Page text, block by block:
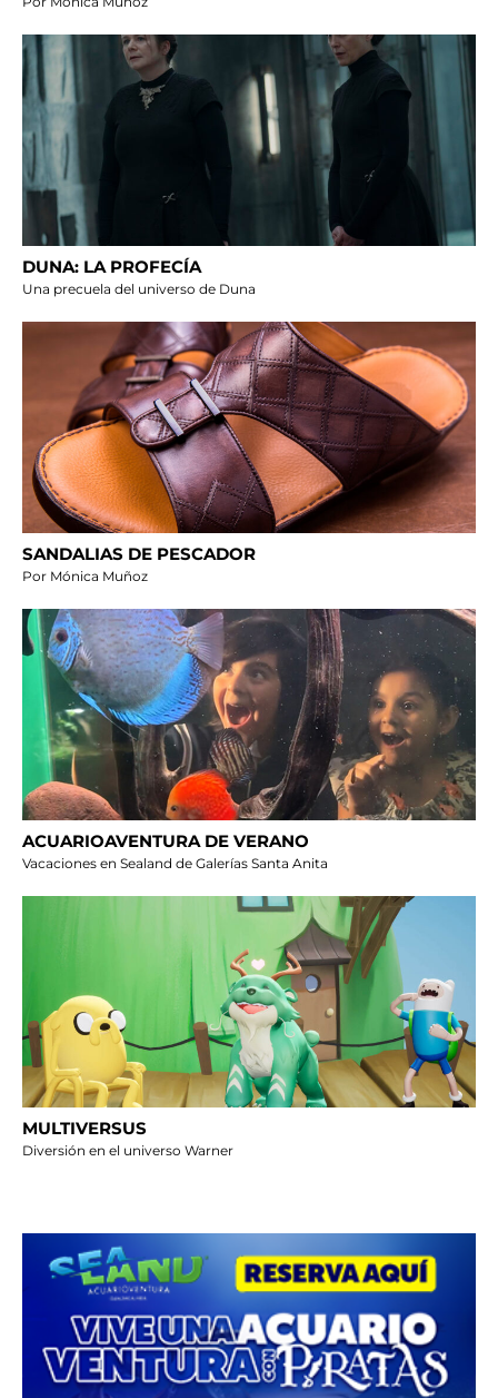
DUNA: LA PROFECÍA
Una precuela del universo de Duna
SANDALIAS DE PESCADOR
Por Mónica Muñoz
ACUARIOAVENTURA DE VERANO
Vacaciones en Sealand de Galerías Santa Anita
MULTIVERSUS
Diversión en el universo Warner